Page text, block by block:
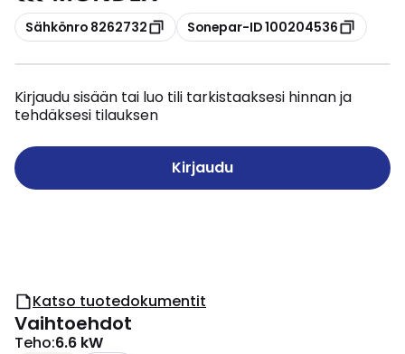
Kopioi
Sähkönro 8262732 Kopioi
Sonepar-ID 100204536
Kirjaudu sisään tai luo tili tarkistaaksesi hinnan ja
tehdäksesi tilauksen
Kirjaudu
Katso tuotedokumentit
Vaihtoehdot
Teho:6.6 kW